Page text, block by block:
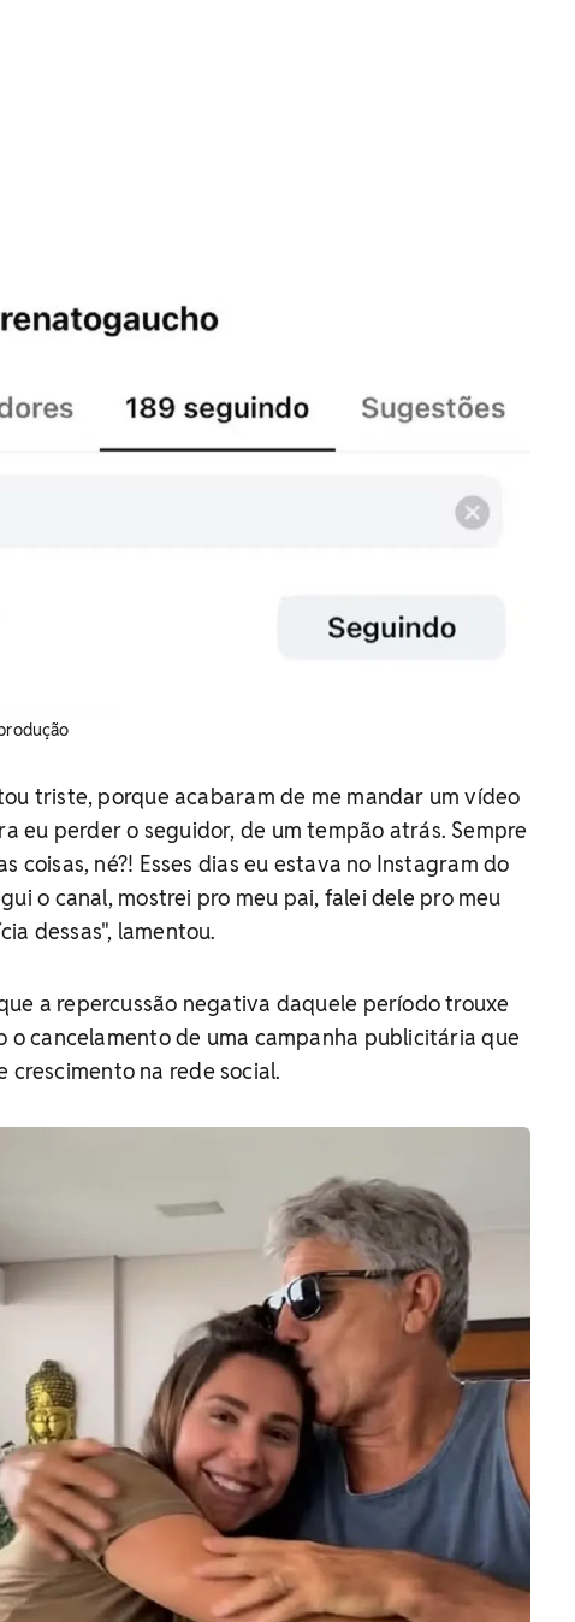
triste, porque acabaram de me mandar um vídeo
eu perder o seguidor, de um tempão atrás. Sempre
coisas, né?! Esses dias eu estava no Instagram do
o canal, mostrei pro meu pai, falei dele pro meu
dessas", lamentou.
a repercussão negativa daquele período trouxe
o cancelamento de uma campanha publicitária que
na rede social.